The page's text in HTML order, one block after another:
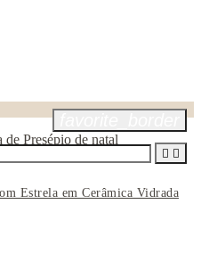
Estrela em Cerâmica Vidrada
 